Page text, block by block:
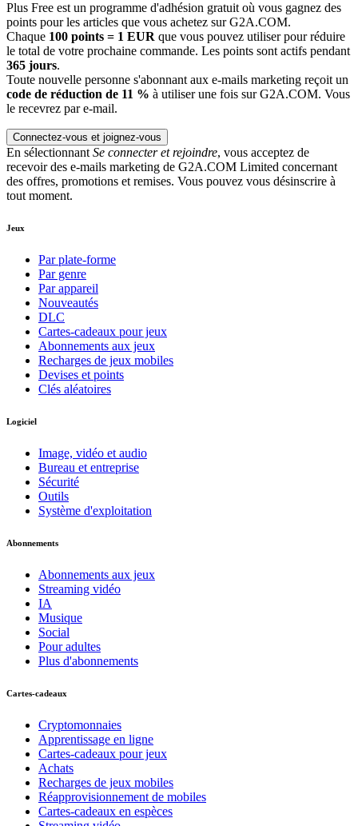
Plus Free est un programme d'adhésion gratuit où vous gagnez des
points pour les articles que vous achetez sur G2A.COM.
Chaque 100 points = 1 EUR que vous pouvez utiliser pour réduire
le total de votre prochaine commande. Les points sont actifs pendant
365 jours.
Toute nouvelle personne s'abonnant aux e-mails marketing reçoit un
code de réduction de 11 % à utiliser une fois sur G2A.COM. Vous
le recevrez par e-mail.
Connectez-vous et joignez-vous
En sélectionnantSe connecter et rejoindre, vous acceptez de
recevoir des e-mails marketing de G2A.COM Limited concernant
des offres, promotions et remises. Vous pouvez vous désinscrire à
tout moment.
Jeux
Par plate-forme
Par genre
Par appareil
Nouveautés
DLC
Cartes-cadeaux pour jeux
Abonnements aux jeux
Recharges de jeux mobiles
Devises et points
Clés aléatoires
Logiciel
Image, vidéo et audio
Bureau et entreprise
Sécurité
Outils
Système d'exploitation
Abonnements
Abonnements aux jeux
Streaming vidéo
IA
Musique
Social
Pour adultes
Plus d'abonnements
Cartes-cadeaux
Cryptomonnaies
Apprentissage en ligne
Cartes-cadeaux pour jeux
Achats
Recharges de jeux mobiles
Réapprovisionnement de mobiles
Cartes-cadeaux en espèces